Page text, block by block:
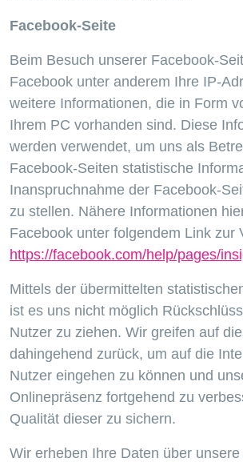
Facebook-Seite
Beim Besuch unserer Facebook-
Facebook unter anderem Ihre IP-
weitere Informationen, die in Form
Ihrem PC vorhanden sind. Diese
werden verwendet, um uns als
Facebook-Seiten statistische
Inanspruchnahme der Facebook-
zu stellen. Nähere Informationen
Facebook unter folgendem Link zur
https://facebook.com/help/pages/
Mittels der übermittelten
ist es uns nicht möglich
Nutzer zu ziehen. Wir greifen auf
dahingehend zurück, um auf die
Nutzer eingehen zu können und
Onlinepräsenz fortgehend zu
Qualität dieser zu sichern.
Wir erheben Ihre Daten über